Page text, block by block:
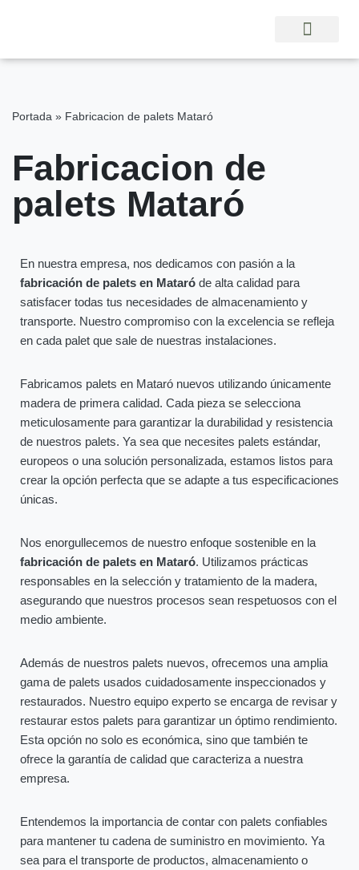
al
Portada » Fabricacion de palets Mataró
Fabricacion de
palets Mataró
En nuestra empresa, nos dedicamos con pasión a la
fabricación de palets en Mataró de alta calidad para
satisfacer todas tus necesidades de almacenamiento y
transporte. Nuestro compromiso con la excelencia se refleja
en cada palet que sale de nuestras instalaciones.
Fabricamos palets en Mataró nuevos utilizando únicamente
madera de primera calidad. Cada pieza se selecciona
meticulosamente para garantizar la durabilidad y resistencia
de nuestros palets. Ya sea que necesites palets estándar,
europeos o una solución personalizada, estamos listos para
crear la opción perfecta que se adapte a tus especificaciones
únicas.
Nos enorgullecemos de nuestro enfoque sostenible en la
fabricación de palets en Mataró. Utilizamos prácticas
responsables en la selección y tratamiento de la madera,
asegurando que nuestros procesos sean respetuosos con el
medio ambiente.
Además de nuestros palets nuevos, ofrecemos una amplia
gama de palets usados cuidadosamente inspeccionados y
restaurados. Nuestro equipo experto se encarga de revisar y
restaurar estos palets para garantizar un óptimo rendimiento.
Esta opción no solo es económica, sino que también te
ofrece la garantía de calidad que caracteriza a nuestra
empresa.
Entendemos la importancia de contar con palets confiables
para mantener tu cadena de suministro en movimiento. Ya
sea para el transporte de productos, almacenamiento o